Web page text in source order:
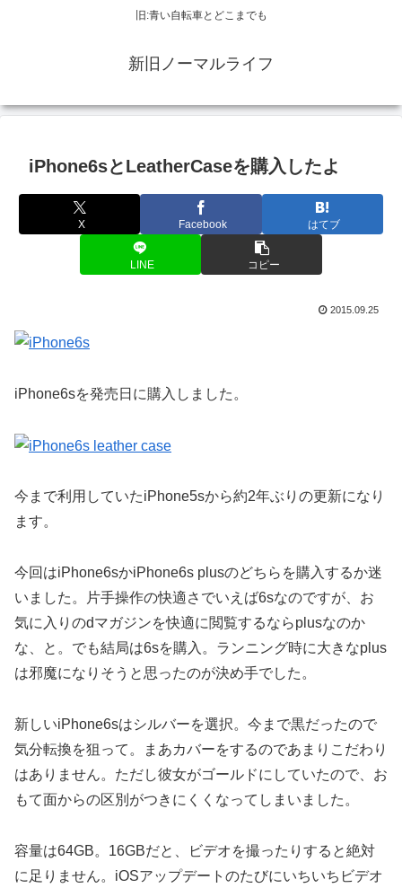
旧:青い自転車とどこまでも
新旧ノーマルライフ
iPhone6sとLeatherCaseを購入したよ
X Facebook はてブ
LINE コピー
2015.09.25
iPhone6sを発売日に購入しました。
今まで利用していたiPhone5sから約2年ぶりの更新になり
ます。
今回はiPhone6sかiPhone6s plusのどちらを購入するか迷
いました。片手操作の快適さでいえば6sなのですが、お
気に入りのdマガジンを快適に閲覧するならplusなのか
な、と。でも結局は6sを購入。ランニング時に大きなplus
は邪魔になりそうと思ったのが決め手でした。
新しいiPhone6sはシルバーを選択。今まで黒だったので
気分転換を狙って。まあカバーをするのであまりこだわり
はありません。ただし彼女がゴールドにしていたので、お
もて面からの区別がつきにくくなってしまいました。
容量は64GB。16GBだと、ビデオを撮ったりすると絶対
に足りません。iOSアップデートのたびにいちいちビデオ